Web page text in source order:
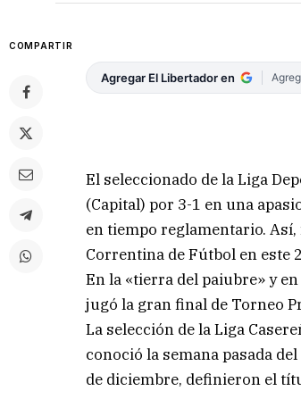
COMPARTIR
Agregar El Libertador en
El seleccionado de la Liga
(Capital) por 3-1 en una
en tiempo reglamentario.
Correntina de Fútbol en este
En la «tierra del paiubre» y
jugó la gran final de Torneo
La selección de la Liga
conoció la semana pasada
de diciembre, definieron el